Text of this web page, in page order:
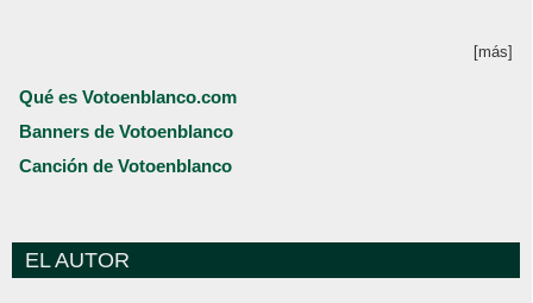
[más]
Qué es Votoenblanco.com
Banners de Votoenblanco
Canción de Votoenblanco
EL AUTOR